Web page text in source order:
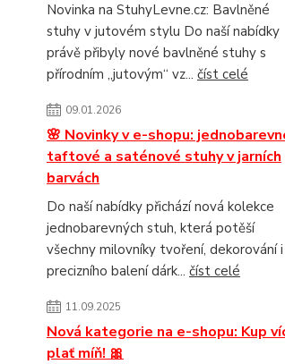
Novinka na StuhyLevne.cz: Bavlněné
stuhy v jutovém stylu Do naší nabídky
právě přibyly nové bavlněné stuhy s
přírodním „jutovým“ vz... číst celé
09.01.2026
🌸 Novinky v e-shopu:
taftové a saténové stuhy v jarních
barvách
Do naší nabídky přichází nová kolekce
jednobarevných stuh, která potěší
všechny milovníky tvoření, dekorování i
precizního balení dárk... číst celé
11.09.2025
Nová kategorie na e-shopu: Kup
plať míň! 🎀